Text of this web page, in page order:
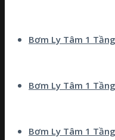
Bơm Ly Tâm 1
Bơm Ly Tâm 1
Bơm Ly Tâm 1